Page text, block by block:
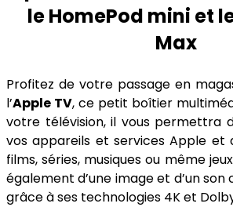
le HomePod mini et
Max
Profitez de votre passage en
l’Apple TV, ce petit boîtier
votre télévision, il vous permettra
vos appareils et services Apple et
films, séries, musiques ou même
également d’une image et d’un
grâce à ses technologies 4K et